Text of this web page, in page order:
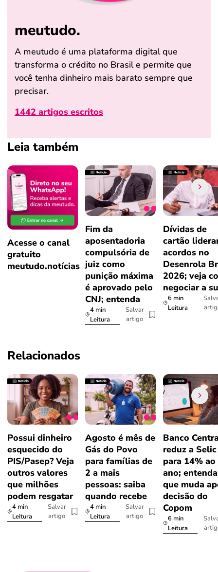
meutudo.
A meutudo é uma plataforma digital que
transforma o crédito no Brasil e permite que
você tenha dinheiro mais barato sempre que
precisar.
1442 artigos escritos
Leia também
Acesse o canal
gratuito
meutudo.notícias
Fim da
aposentadoria
compulsória de
juiz como
punição máxima
é aprovado pelo
CNJ; entenda
4 min
Leitura
Salvar
artigo
Dívidas de
cartão
acordos no
Desenrola
2026; veja
negociar a
6 min
Leitura
Relacionados
Possui dinheiro
esquecido do
PIS/Pasep? Veja
outros valores
que milhões
podem resgatar
4 min
Leitura
Salvar
artigo
Agosto é mês de
Gás do Povo
para famílias de
2 a mais
pessoas: saiba
quando recebe
4 min
Leitura
Salvar
artigo
Banco
reduz a Selic
para 14% ao
ano;
que muda
decisão do
Copom
6 min
Leitura